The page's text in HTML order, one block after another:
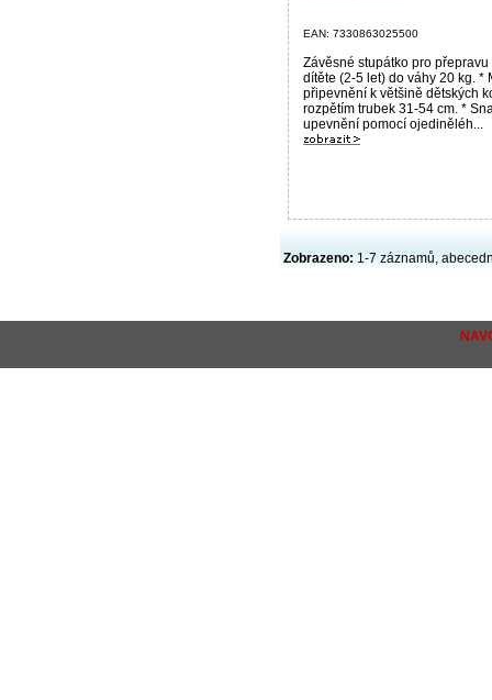
EAN: 7330863025500
Závěsné stupátko pro
dítěte (2-5 let) do váhy 20 kg. *
připevnění k většině dětských
rozpětím trubek 31-54 cm. *
upevnění pomocí ojediněléh...
Zobrazeno: 1-7 záznamů,